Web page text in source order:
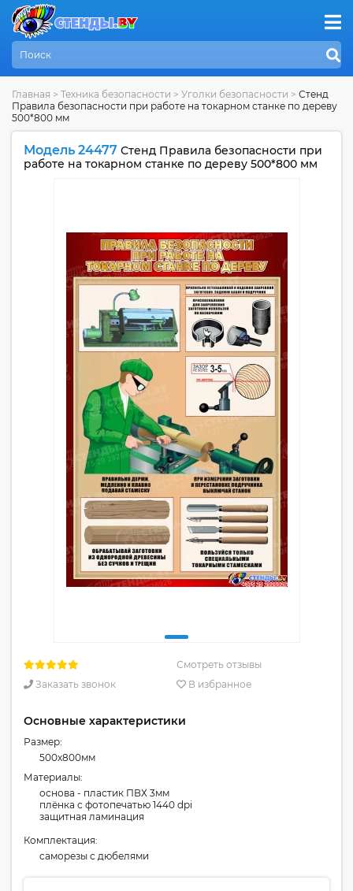
Главная > Техника безопасности > Уголки безопасности > Стенд
Правила безопасности при работе на токарном станке по дереву
500*800 мм
Модель 24477 Стенд Правила безопасности при
работе на токарном станке по дереву 500*800 мм
Смотреть отзывы
Заказать звонок
В избранное
Основные характеристики
Размер:
500x800мм
Материалы:
основа - пластик ПВХ 3мм
плёнка с фотопечатью 1440 dpi
защитная ламинация
Комплектация:
cаморезы с дюбелями